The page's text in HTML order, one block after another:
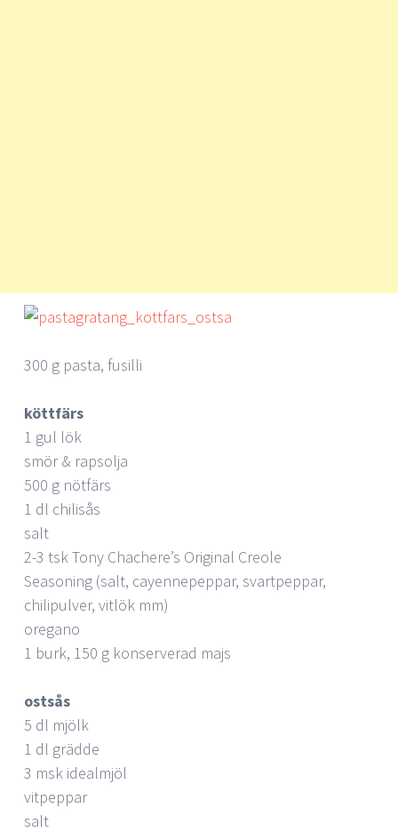
300 g pasta, fusilli
köttfärs
1 gul lök
smör & rapsolja
500 g nötfärs
1 dl chilisås
salt
2-3 tsk Tony Chachere’s Original Creole
Seasoning (salt, cayennepeppar, svartpeppar,
chilipulver, vitlök mm)
oregano
1 burk, 150 g konserverad majs
ostsås
5 dl mjölk
1 dl grädde
3 msk idealmjöl
vitpeppar
salt